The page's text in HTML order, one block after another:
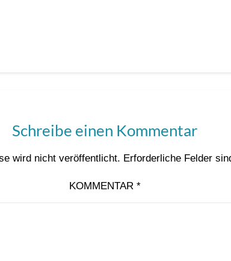
Schreibe einen Kommentar
wird nicht veröffentlicht. Erforderliche Felder
KOMMENTAR *